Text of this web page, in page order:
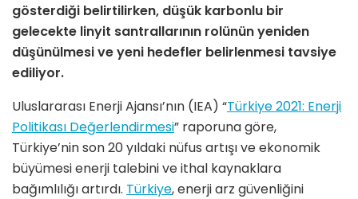
gösterdiği belirtilirken, düşük karbonlu bir
gelecekte linyit santrallarının rolünün yeniden
düşünülmesi ve yeni hedefler belirlenmesi tavsiye
ediliyor.
Uluslararası Enerji Ajansı’nın (IEA) “Türkiye 2021: Enerji
Politikası Değerlendirmesi” raporuna göre,
Türkiye’nin son 20 yıldaki nüfus artışı ve ekonomik
büyümesi enerji talebini ve ithal kaynaklara
bağımlılığı artırdı. Türkiye, enerji arz güvenliğini